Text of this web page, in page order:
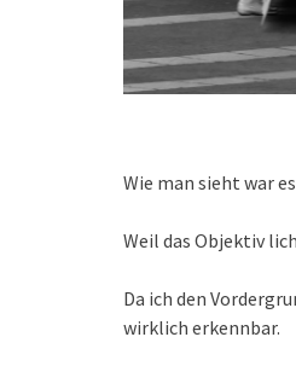
Wie man sieht war
Weil das Objektiv
Da ich den
wirklich erkennbar.